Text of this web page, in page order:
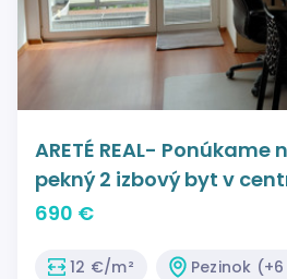
ARETÉ REAL-
pekný 2 izbový byt v
balkónom.
690 €
12 €/m²
Pezinok